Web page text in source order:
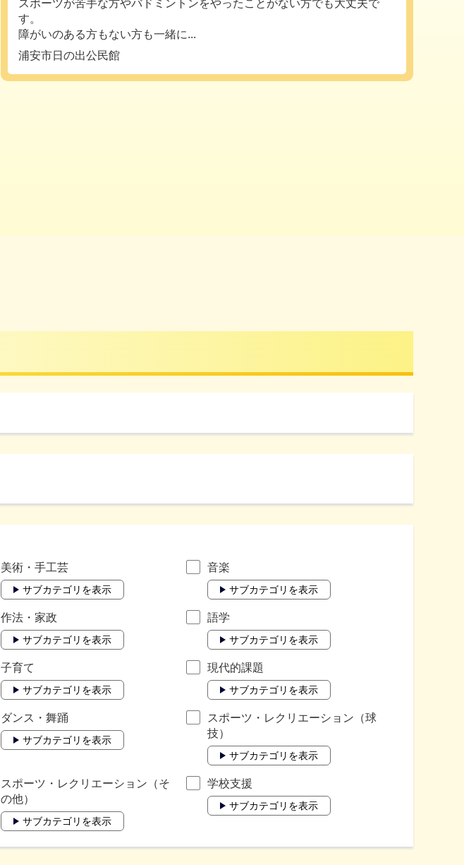
スポーツが苦手な方やバドミントンをやったことがない方でも大丈夫で
す。
障がいのある方もない方も一緒に...
浦安市日の出公民館
美術・手工芸
サブカテゴリを表示
音楽
サブカテゴリを表示
作法・家政
サブカテゴリを表示
語学
サブカテゴリを表示
子育て
サブカテゴリを表示
現代的課題
サブカテゴリを表示
ダンス・舞踊
サブカテゴリを表示
スポーツ・レクリエーション（球
技）
サブカテゴリを表示
スポーツ・レクリエーション（そ
の他）
サブカテゴリを表示
学校支援
サブカテゴリを表示